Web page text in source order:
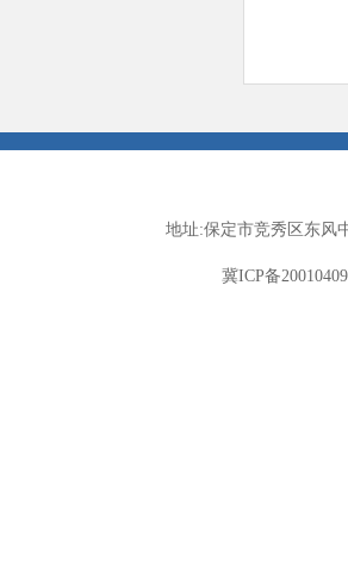
地址:保定市竞秀区东风
冀ICP备